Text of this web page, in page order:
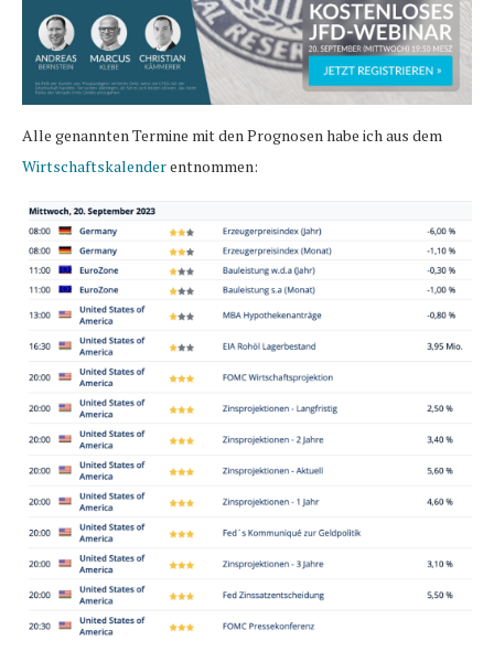
Alle genannten Termine mit den Prognosen habe ich aus dem
Wirtschaftskalenderentnommen: